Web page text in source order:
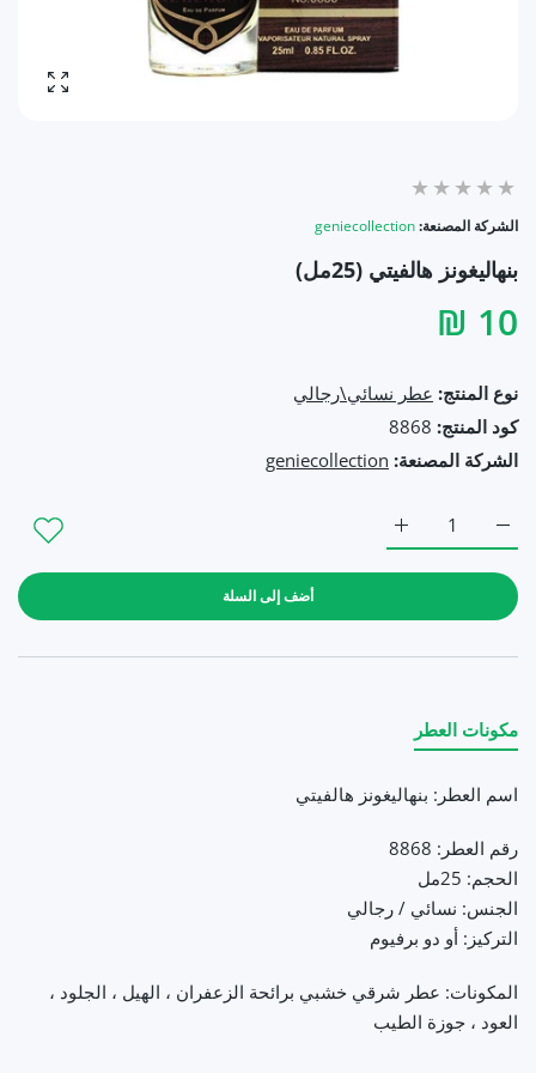
تكبير
الشركة المصنعة:geniecollection
بنهاليغونز هالفيتي (25مل)
10 ₪
نوع المنتج: عطر نسائي\رجالي
كود المنتج:
الشركة المصنعة: geniecollection
زيادة كمية بنهاليغونز هالفيتي (25مل) Default Title
زيادة كمية بنهاليغونز هالفيتي (25مل) Default Title
أضف إلى السلة
مكونات العطر
اسم العطر: بنهاليغونز هالفيتي
رقم العطر: 8868
الحجم: 25مل
الجنس: نسائي / رجالي
التركيز: أو دو برفيوم
المكونات: عطر شرقي خشبي برائحة الزعفران ، الهيل ، الجلود ،
العود ، جوزة الطيب